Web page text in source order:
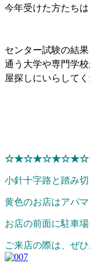
今年受けた方たち
センター試験の結果
通う大学や専門学
屋探しにいらして
小針十字路と踏み
黄色のお店はアパ
お店の前面に駐車
ご来店の際は、ぜ